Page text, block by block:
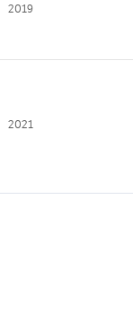
- 13:00 | 15:00 - 19:00
2019
2021